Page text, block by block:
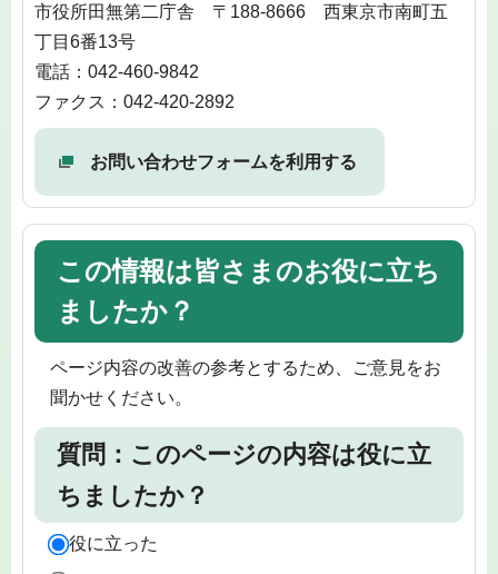
市役所田無第二庁舎 〒188-8666 西東京市南町五
丁目6番13号
電話：042-460-9842
ファクス：042-420-2892
お問い合わせフォームを利用する
この情報は皆さまのお役に立ち
ましたか？
ページ内容の改善の参考とするため、ご意見をお
聞かせください。
質問：このページの内容は役に立
ちましたか？
役に立った